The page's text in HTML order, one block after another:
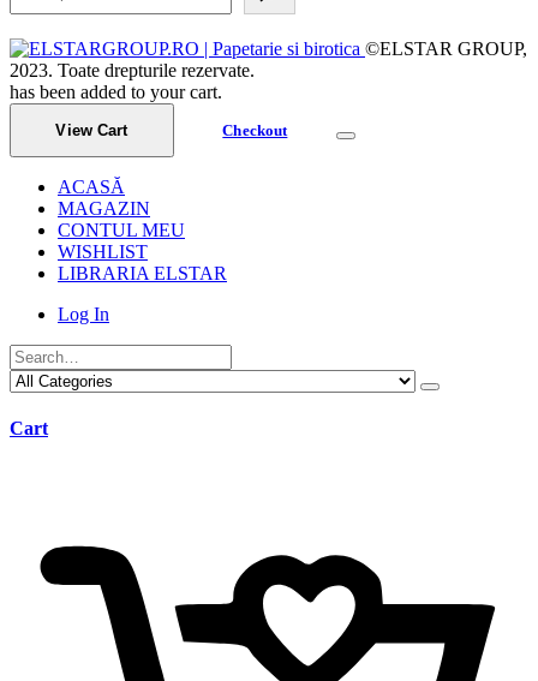
©ELSTAR GROUP,
2023. Toate drepturile rezervate.
has been added to your cart.
View Cart Checkout
ACASĂ
MAGAZIN
CONTUL MEU
WISHLIST
LIBRARIA ELSTAR
Log In
Cart